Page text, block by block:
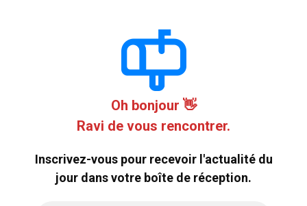
Oh bonjour 👋
Ravi de vous rencontrer.
Inscrivez-vous pour recevoir l'actualité du
jour dans votre boîte de réception.